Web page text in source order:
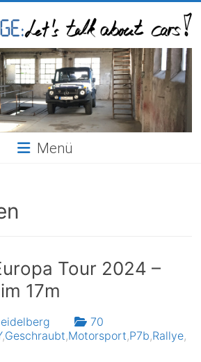
Menü
Tour 2024 –
17m
70
,Geschraubt,Motorsport,P7b,Rallye,